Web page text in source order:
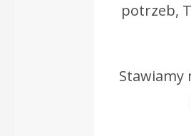
potrzeb,
Stawiamy